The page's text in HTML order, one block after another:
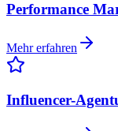
Performance
Mehr erfahren
Influencer-